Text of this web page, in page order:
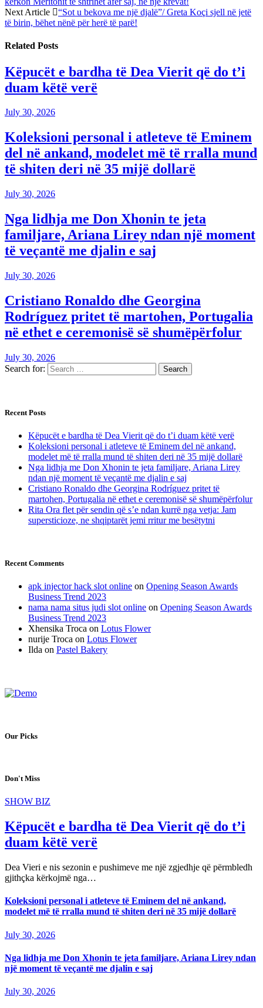
Next Article
“Sot u bekova me një djalë”/ Greta Koçi sjell në jetë
të birin, bëhet nënë për herë të parë!
Related Posts
Këpucët e bardha të Dea Vierit që do t’i
duam këtë verë
July 30, 2026
Koleksioni personal i atleteve të Eminem
del në ankand, modelet më të rralla mund
të shiten deri në 35 mijë dollarë
July 30, 2026
Nga lidhja me Don Xhonin te jeta
familjare, Ariana Lirey ndan një moment
të veçantë me djalin e saj
July 30, 2026
Cristiano Ronaldo dhe Georgina
Rodríguez pritet të martohen, Portugalia
në ethet e ceremonisë së shumëpërfolur
July 30, 2026
Search for:
Recent Posts
Këpucët e bardha të Dea Vierit që do t’i duam këtë verë
Koleksioni personal i atleteve të Eminem del në ankand,
modelet më të rralla mund të shiten deri në 35 mijë dollarë
Nga lidhja me Don Xhonin te jeta familjare, Ariana Lirey
ndan një moment të veçantë me djalin e saj
Cristiano Ronaldo dhe Georgina Rodríguez pritet të
martohen, Portugalia në ethet e ceremonisë së shumëpërfolur
Rita Ora flet për sendin që s’e ndan kurrë nga vetja: Jam
supersticioze, ne shqiptarët jemi rritur me besëtytni
Recent Comments
apk injector hack slot online on Opening Season Awards
Business Trend 2023
nama nama situs judi slot online on Opening Season Awards
Business Trend 2023
Xhensika Troca on Lotus Flower
nurije Troca on Lotus Flower
Ilda on Pastel Bakery
Our Picks
Don't Miss
SHOW BIZ
Këpucët e bardha të Dea Vierit që do t’i
duam këtë verë
Dea Vieri e nis sezonin e pushimeve me një zgjedhje që përmbledh
gjithçka kërkojmë nga…
Koleksioni personal i atleteve të Eminem del në ankand,
modelet më të rralla mund të shiten deri në 35 mijë dollarë
July 30, 2026
Nga lidhja me Don Xhonin te jeta familjare, Ariana Lirey ndan
një moment të veçantë me djalin e saj
July 30, 2026